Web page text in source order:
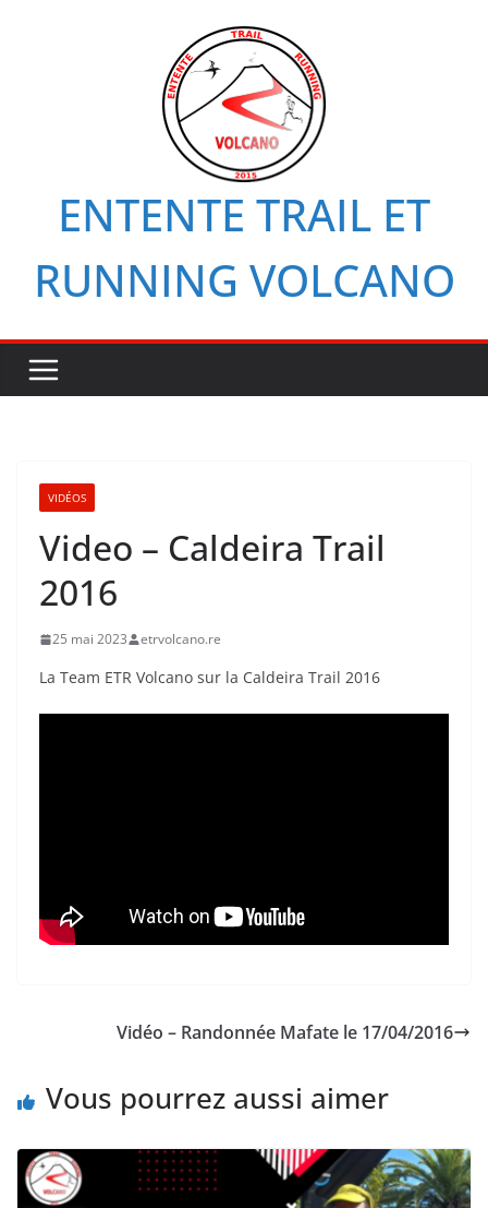
ENTENTE TRAIL ET
RUNNING VOLCANO
VIDÉOS
Video – Caldeira Trail
2016
25 mai 2023 etrvolcano.re
La Team ETR Volcano sur la Caldeira Trail 2016
Vidéo – Randonnée Mafate le 17/04/2016
Vous pourrez aussi aimer